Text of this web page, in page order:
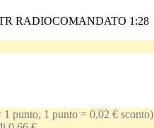
RADIOCOMANDATO 1:28
1 punto, 1 punto = 0,02 € sconto)